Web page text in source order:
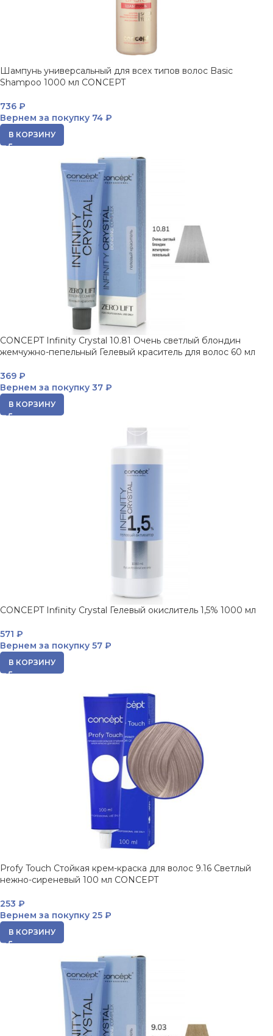
Шампунь универсальный для всех типов волос Basic
Shampoo 1000 мл CONCEPT
736 ₽
Вернем за покупку 74 ₽
В КОРЗИНУ
CONCEPT Infinity Crystal 10.81 Очень светлый блондин
жемчужно-пепельный Гелевый краситель для волос 60 мл
369 ₽
Вернем за покупку 37 ₽
В КОРЗИНУ
CONCEPT Infinity Crystal Гелевый окислитель 1,5% 1000 мл
571 ₽
Вернем за покупку 57 ₽
В КОРЗИНУ
Profy Touch Стойкая крем-краска для волос 9.16 Светлый
нежно-сиреневый 100 мл CONCEPT
253 ₽
Вернем за покупку 25 ₽
В КОРЗИНУ